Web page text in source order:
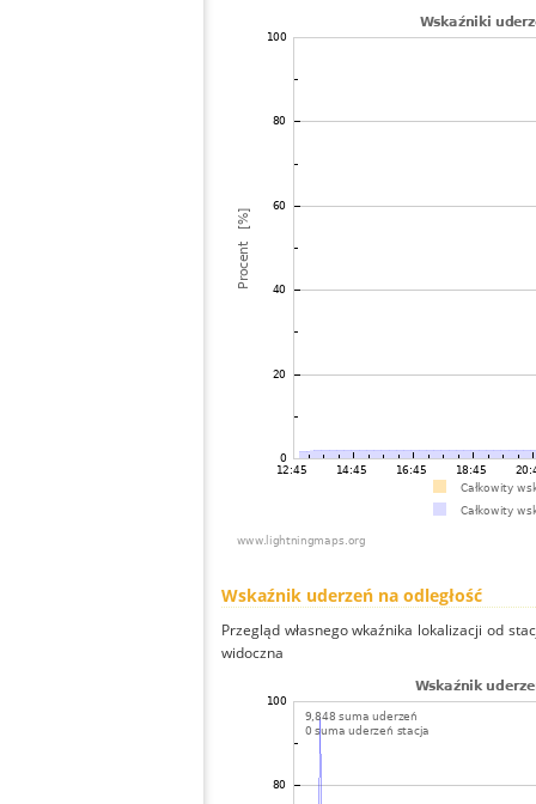
Wskaźnik uderzeń na odległość
Przegląd własnego wkaźnika lokalizacji od
widoczna